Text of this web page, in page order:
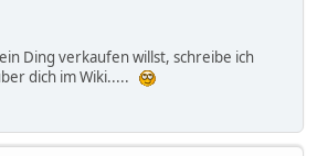
Ding verkaufen willst, schreibe ich
dich im Wiki.....